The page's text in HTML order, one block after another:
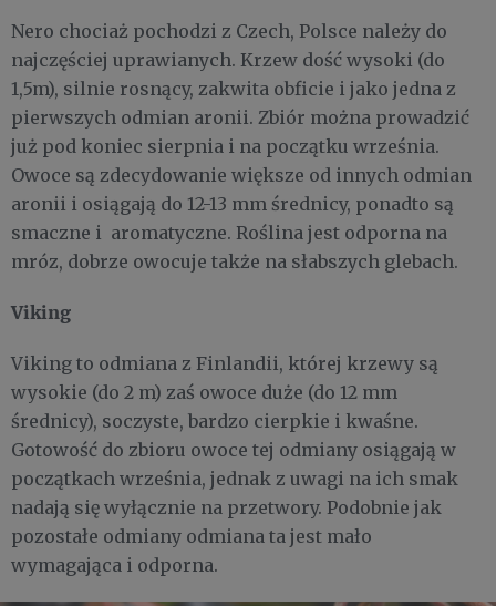
Nero chociaż pochodzi z Czech, Polsce należy do
najczęściej uprawianych. Krzew dość wysoki (do
1,5m), silnie rosnący, zakwita obficie i jako jedna z
pierwszych odmian aronii. Zbiór można prowadzić
już pod koniec sierpnia i na początku września.
Owoce są zdecydowanie większe od innych odmian
aronii i osiągają do 12-13 mm średnicy, ponadto są
smaczne i aromatyczne. Roślina jest odporna na
mróz, dobrze owocuje także na słabszych glebach.
Viking
Viking to odmiana z Finlandii, której krzewy są
wysokie (do 2 m) zaś owoce duże (do 12 mm
średnicy), soczyste, bardzo cierpkie i kwaśne.
Gotowość do zbioru owoce tej odmiany osiągają w
początkach września, jednak z uwagi na ich smak
nadają się wyłącznie na przetwory. Podobnie jak
pozostałe odmiany odmiana ta jest mało
wymagająca i odporna.